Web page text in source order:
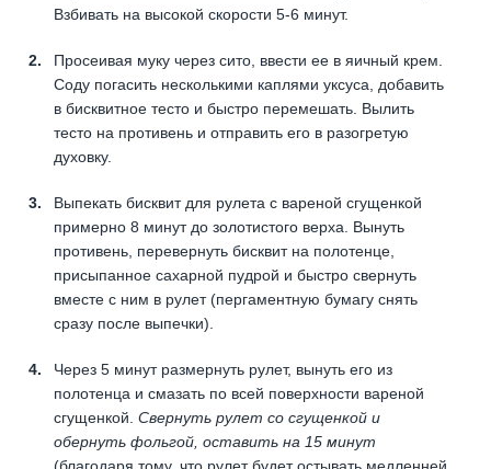
Взбивать на высокой скорости 5-6 минут.
Просеивая муку через сито, ввести ее в яичный крем.
Соду погасить несколькими каплями уксуса, добавить
в бисквитное тесто и быстро перемешать. Вылить
тесто на противень и отправить его в разогретую
духовку.
Выпекать бисквит для рулета с вареной сгущенкой
примерно 8 минут до золотистого верха. Вынуть
противень, перевернуть бисквит на полотенце,
присыпанное сахарной пудрой и быстро свернуть
вместе с ним в рулет (пергаментную бумагу снять
сразу после выпечки).
Через 5 минут размернуть рулет, вынуть его из
полотенца и смазать по всей поверхности вареной
сгущенкой. Свернуть рулет со сгущенкой и
обернуть фольгой, оставить на 15 минут
(благодаря тому, что рулет будет остывать медленней,